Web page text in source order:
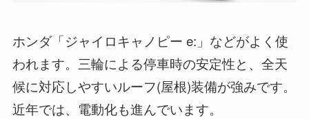
ホンダ「ジャイロキャノピー e:」などがよく使
われます。三輪による停車時の安定性と、全天
候に対応しやすいルーフ(屋根)装備が強みです。
近年では、電動化も進んでいます。